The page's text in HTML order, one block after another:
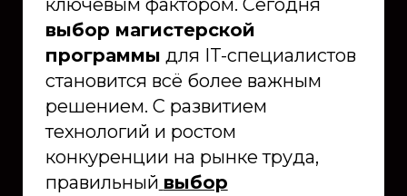
ключевым фактором. Сегодня
выбор магистерской
программы для IT-специалистов
становится всё более важным
решением. С развитием
технологий и ростом
конкуренции на рынке труда,
правильный выбор